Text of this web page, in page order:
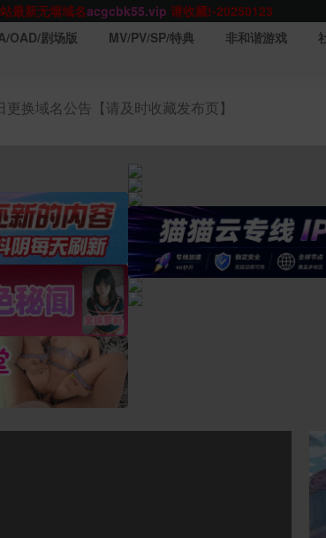
TG群聊t.me/acgbuster请收藏!
官方App
点击下载永不迷路！
官方App
点击下载 永不迷路！
acgcbk55.vip
站永久主站域名acgcbk.vip
官方App点击下载永不迷路！
最新无墙域名acgcbk55.vip请收藏!-20250123
OAD/剧场版 MV/PV/SP/特典 非和谐游戏
换域名公告【请及时收藏发布页】